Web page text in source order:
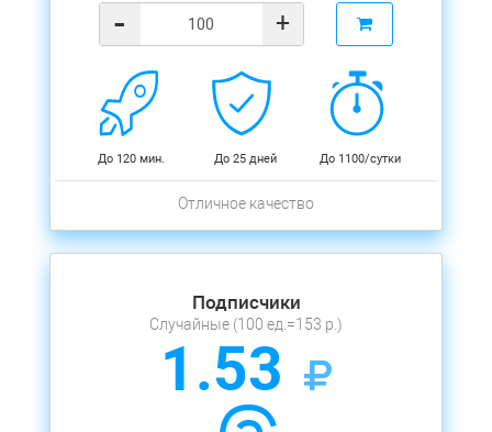
- +
До 120 мин. До 25 дней До 1100/сутки
Отличное качество
Подписчики
Случайные (100 ед.=153 р.)
1.53